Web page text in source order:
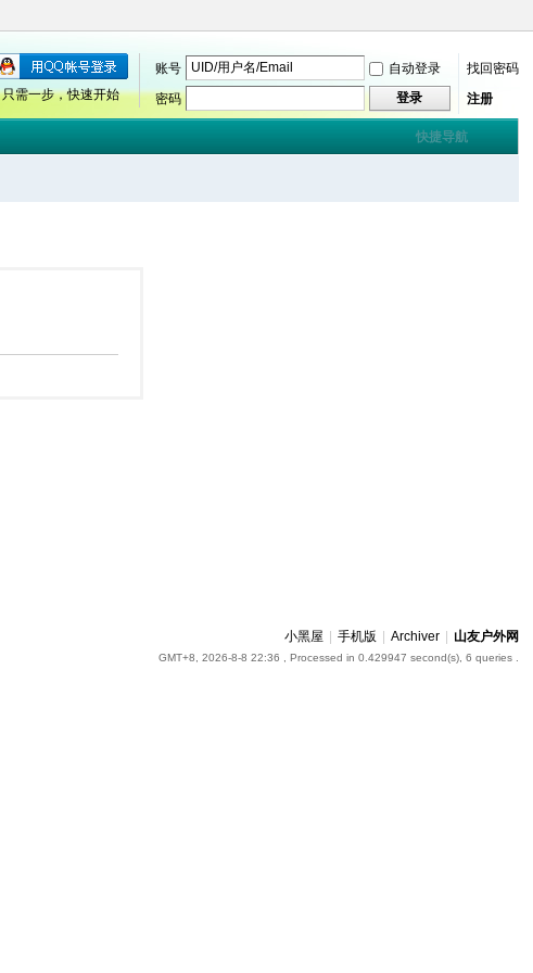
账号 自动登录
找回密码
密码
登录 注册
只需一步，快速开始
快捷导航
小黑屋 手机版 Archiver 山友户外网
GMT+8, 2026-8-8 22:36 , Processed in 0.429947 second(s), 6 queries .